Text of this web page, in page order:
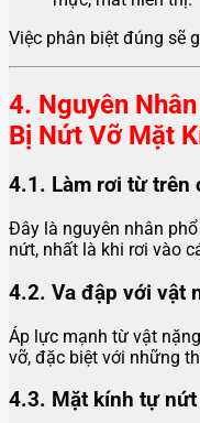
Việc phân biệt đúng sẽ
4. Nguyên
Bị Nứt Vỡ Mặt
4.1. Làm rơi từ trên
Đây là nguyên nhân
nứt, nhất là khi rơi vào
4.2. Va đập với vật
Áp lực mạnh từ vật
vỡ, đặc biệt với những
4.3. Mặt kính tự